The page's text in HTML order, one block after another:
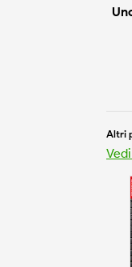
Altri